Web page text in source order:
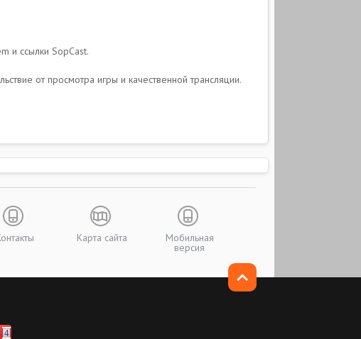
и ссылки SopCast.
от просмотра игры и качественной трансляции.
Карта сайта Мобильная
версия